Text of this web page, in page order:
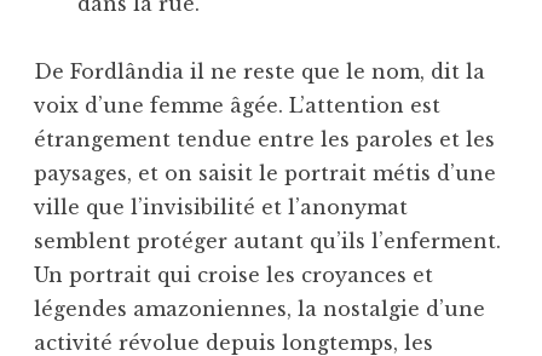
De Fordlândia il ne reste que le nom, dit la
voix d’une femme âgée. L’attention est
étrangement tendue entre les paroles et les
paysages, et on saisit le portrait métis d’une
ville que l’invisibilité et l’anonymat
semblent protéger autant qu’ils l’enferment.
Un portrait qui croise les croyances et
légendes amazoniennes, la nostalgie d’une
activité révolue depuis longtemps, les